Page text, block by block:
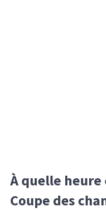
À quelle
Coupe des